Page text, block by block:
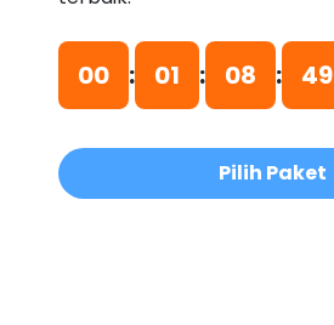
00 : 01 : 08 : 48
Pilih Paket